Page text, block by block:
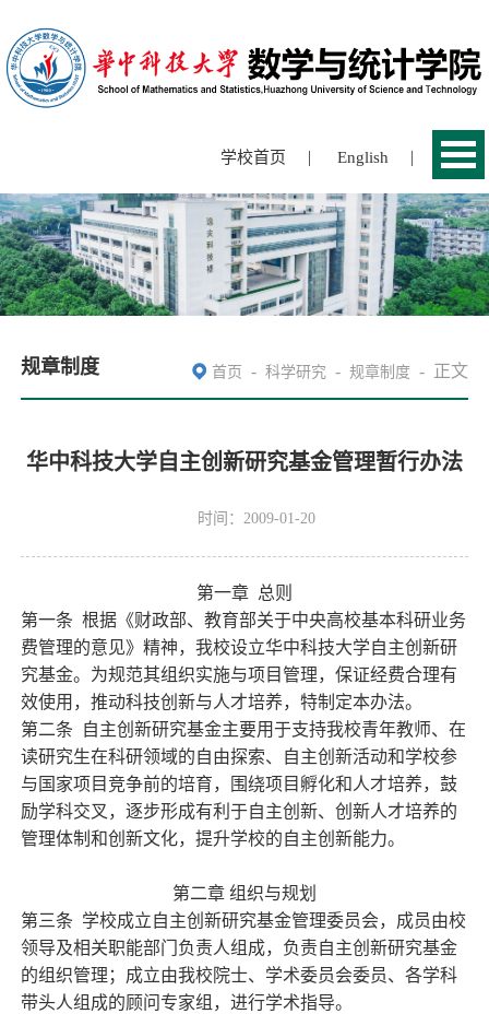
学校首页 | English |
规章制度 首页 - 科学研究 - 规章制度 - 正文
华中科技大学自主创新研究基金管理暂行办法
时间：2009-01-20
第一章 总则
第一条 根据《财政部、教育部关于中央高校基本科研业务
费管理的意见》精神，我校设立华中科技大学自主创新研
究基金。为规范其组织实施与项目管理，保证经费合理有
效使用，推动科技创新与人才培养，特制定本办法。
第二条
自主创新研究基金主要用于支持我校青年教师、在
读研究生在科研领域的自由探索、自主创新活动和学校参
与国家项目竞争前的培育，围绕项目孵化和人才培养，鼓
励学科交叉，逐步形成有利于自主创新、创新人才培养的
管理体制和创新文化，提升学校的自主创新能力。
第二章 组织与规划
第三条 学校成立自主创新研究基金管理委员会，成员由校
领导及相关职能部门负责人组成，负责自主创新研究基金
的组织管理；成立由我校院士、学术委员会委员、各学科
带头人组成的顾问专家组，进行学术指导。